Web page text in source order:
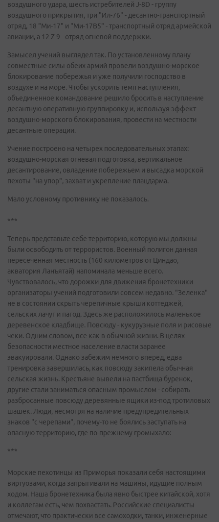
воздушного удара, шесть истребителей J-8D - группу
воздушного прикрытия, три "Ил-76" - десантно-транспортный
отряд, 18 "Ми-17" и "Ми-17В5" - транспортный отряд армейской
авиации, а 12 Z-9 - отряд огневой поддержки.
Замысел учений выглядел так. По установленному плану
совместные силы обеих армий провели воздушно-морское
блокирование побережья и уже получили господство в
воздухе и на море. Чтобы ускорить темп наступления,
объединенное командование решило бросить в наступление
десантную оперативную группировку и, используя эффект
воздушно-морского блокирования, провести на местности
десантные операции.
Учение построено на четырех последовательных этапах:
воздушно-морская огневая подготовка, вертикальное
десантирование, овладение побережьем и высадка морской
пехоты "на упор", захват и укрепление плацдарма.
Мало условному противнику не показалось.
***
Теперь представьте себе территорию, которую мы должны
были освободить от террористов. Военный полигон данная
пересеченная местность (160 километров от Циндао,
акватория Ланъятай) напоминала меньше всего.
Чувствовалось, что дорожки для движения бронетехники
организаторы учений подготовили совсем недавно. "Зеленка"
не в состоянии скрыть черепичные крыши коттеджей,
сельских лачуг и пагод. Здесь же расположилось маленькое
деревенское кладбище. Повсюду - кукурузные поля и рисовые
чеки. Одним словом, все как в обычной жизни. В целях
безопасности местное население власти заранее
эвакуировали. Однако забежим немного вперед, едва
тренировка завершилась, как повсюду закипела обычная
сельская жизнь. Крестьяне вывели на пастбища буренок,
другие стали заниматься опасным промыслом - собирать
разбросанные повсюду деревянные ящики из-под тротиловых
шашек. Люди, несмотря на наличие предупредительных
знаков "с черепами", почему-то не боялись заступать на
опасную территорию, где по-прежнему громыхало:
***
Морские пехотинцы из Приморья показали себя настоящими
виртуозами, когда запрыгивали на машины, идущие полным
ходом. Наша бронетехника была явно быстрее китайской, хотя
и коллегам есть, чем похвастать. Российские специалисты
отмечают, что практически все самоходки, танки, инженерные